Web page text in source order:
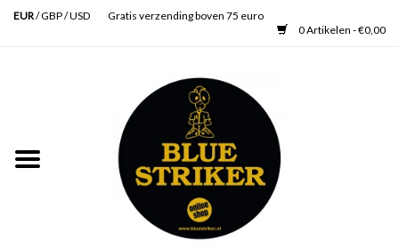
EUR/GBP/USD
Gratis verzending boven 75 euro
0 Artikelen - €0,00